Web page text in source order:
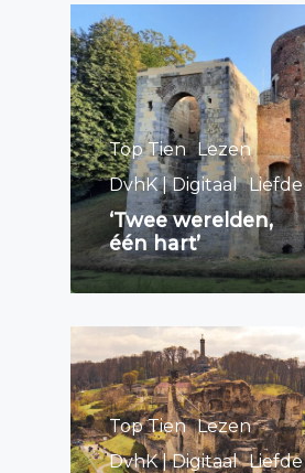
Top Tien Lezen
DvhK | Digitaal Liefde
‘Twee werelden,
één hart’
Top Tien Lezen
DvhK | Digitaal Liefde